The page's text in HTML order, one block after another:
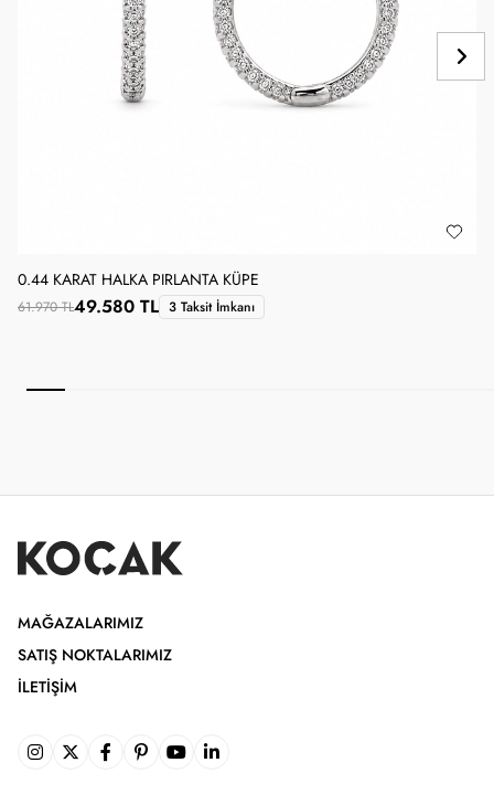
0.44 KARAT HALKA PIRLANTA KÜPE
61.970 TL49.580 TL 3 Taksit İmkanı
MAĞAZALARIMIZ
SATIŞ NOKTALARIMIZ
İLETIŞIM